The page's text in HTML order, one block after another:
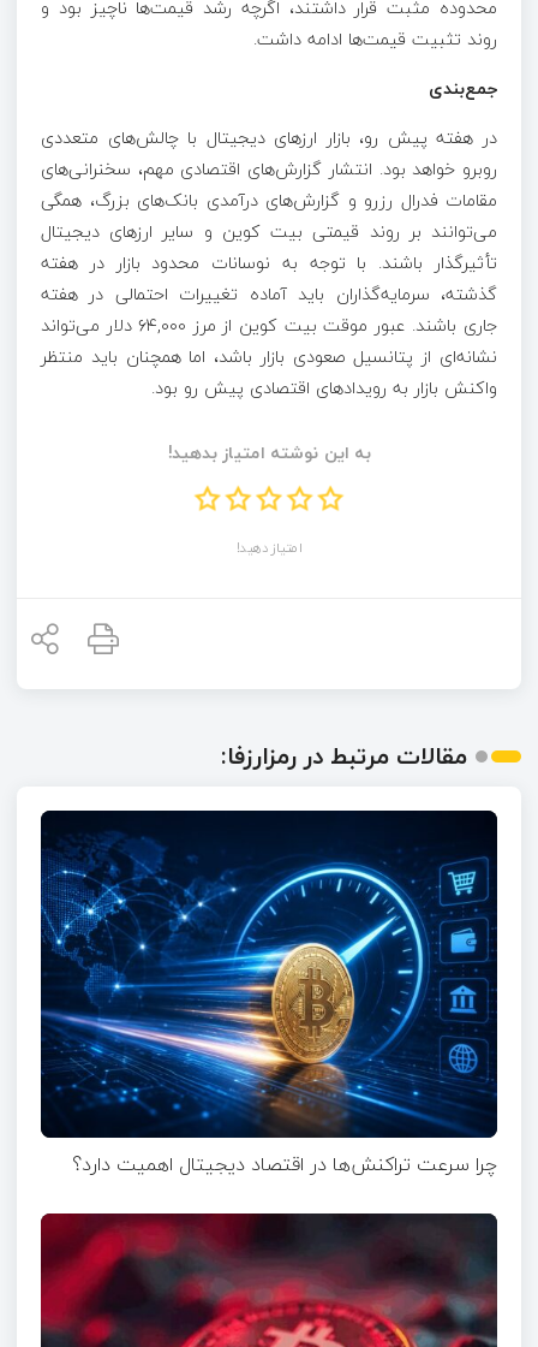
محدوده مثبت قرار داشتند، اگرچه رشد قیمت‌ها ناچیز بود و
روند تثبیت قیمت‌ها ادامه داشت.
جمع‌بندی
در هفته پیش رو، بازار ارزهای دیجیتال با چالش‌های متعددی
روبرو خواهد بود. انتشار گزارش‌های اقتصادی مهم، سخنرانی‌های
مقامات فدرال رزرو و گزارش‌های درآمدی بانک‌های بزرگ، همگی
می‌توانند بر روند قیمتی بیت کوین و سایر ارزهای دیجیتال
تأثیرگذار باشند. با توجه به نوسانات محدود بازار در هفته
گذشته، سرمایه‌گذاران باید آماده تغییرات احتمالی در هفته
جاری باشند. عبور موقت بیت کوین از مرز ۶۴,۰۰۰ دلار می‌تواند
نشانه‌ای از پتانسیل صعودی بازار باشد، اما همچنان باید منتظر
واکنش بازار به رویدادهای اقتصادی پیش رو بود.
به این نوشته امتیاز بدهید!
امتیاز دهید!
مقالات مرتبط در رمزارزفا:
چرا سرعت تراکنش‌ها در اقتصاد دیجیتال اهمیت دارد؟